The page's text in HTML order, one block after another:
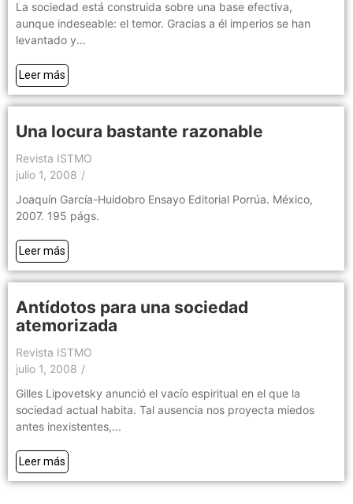
La sociedad está construida sobre una base efectiva,
aunque indeseable: el temor. Gracias a él imperios se han
levantado y...
Leer más
Una locura bastante razonable
Revista ISTMO
julio 1, 2008 /
Joaquín García-Huidobro Ensayo Editorial Porrúa. México,
2007. 195 págs.
Leer más
Antídotos para una sociedad
atemorizada
Revista ISTMO
julio 1, 2008 /
Gilles Lipovetsky anunció el vacío espiritual en el que la
sociedad actual habita. Tal ausencia nos proyecta miedos
antes inexistentes,...
Leer más